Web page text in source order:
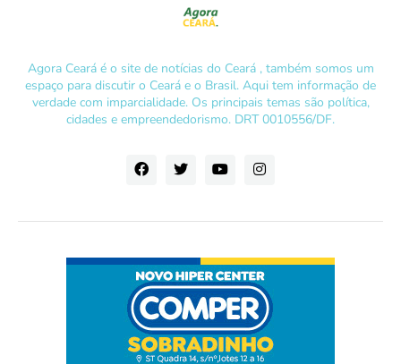
Agora Ceará é o site de notícias do Ceará , também somos um
espaço para discutir o Ceará e o Brasil. Aqui tem informação de
verdade com imparcialidade. Os principais temas são política,
cidades e empreendedorismo. DRT 0010556/DF.